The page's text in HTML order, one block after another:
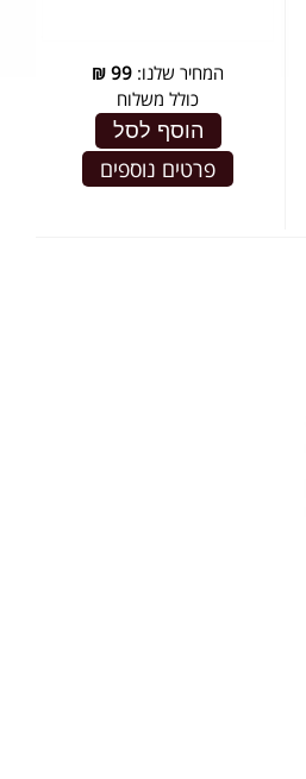
המחיר שלנו: 99
₪
כולל משלוח
הוסף לסל
פרטים נוספים